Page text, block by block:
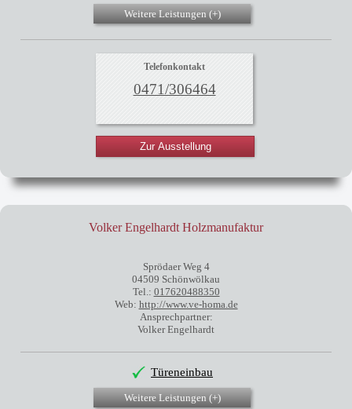
Weitere Leistungen (+)
Telefonkontakt
0471/306464
Zur Ausstellung
Volker Engelhardt Holzmanufaktur
Sprödaer Weg 4
04509 Schönwölkau
Tel.: 017620488350
Web: http://www.ve-homa.de
Ansprechpartner:
Volker Engelhardt
Türeneinbau
Weitere Leistungen (+)